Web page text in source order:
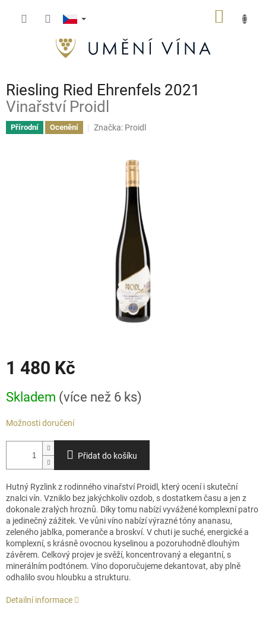
Riesling Ried Ehrenfels 2021
Vinařství Proidl
Přírodní Ocenění Značka: Proidl
1 480 Kč
cena:
Skladem (více než 6 ks)
Možnosti doručení
Přidat do košíku
Hutný Ryzlink z rodinného vinařstvíProidl , který ocení i skuteční
znalci vín. Vzniklo bez jakýchkoliv ozdob, s dostatkem času a jen z
dokonale zralých hroznů. Díky tomu nabízí vyvážené komplexní patro
a jedinečný zážitek. Ve vůni víno nabízí výrazné tóny ananasu,
zeleného jablka, pomeranče a broskví. V chuti je suché, energické a
komplexní, s krásně ovocnou kyselinou a pozoruhodně dlouhým
závěrem. Celkový projev je svěží, koncentrovaný a elegantní, s
minerálním podtónem. Víno doporučujeme dekantovat, aby plně
odhalilo svou hloubku a strukturu.
Detailní informace